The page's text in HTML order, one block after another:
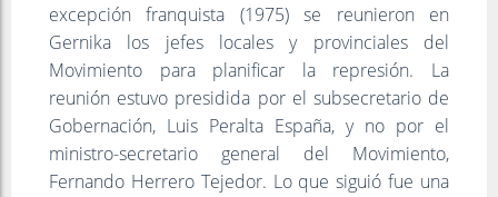
excepción franquista (1975) se reunieron en
Gernika los jefes locales y provinciales del
Movimiento para planificar la represión. La
reunión estuvo presidida por el subsecretario de
Gobernación, Luis Peralta España, y no por el
ministro-secretario general del Movimiento,
Fernando Herrero Tejedor. Lo que siguió fue una